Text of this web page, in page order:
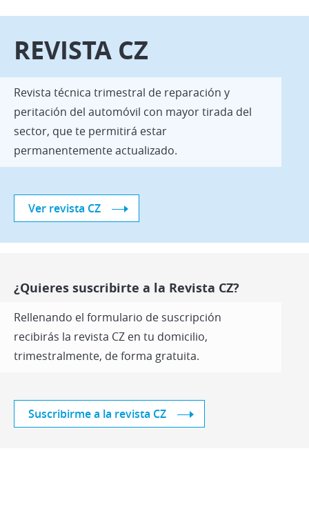
REVISTA CZ
Revista técnica trimestral de reparación y
peritación del automóvil con mayor tirada del
sector, que te permitirá estar
permanentemente actualizado.
Ver revista CZ
¿Quieres suscribirte a la Revista CZ?
Rellenando el formulario de suscripción
recibirás la revista CZ en tu domicilio,
trimestralmente, de forma gratuita.
Suscribirme a la revista CZ